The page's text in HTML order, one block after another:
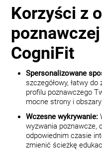
Korzyści z
CogniFit
Spersonalizowane
szczegółowy, łatwy
profilu poznawczego
mocne strony i
Wczesne wykrywanie:
wyzwania poznawcze,
odpowiednim czasie
zmienić ścieżkę